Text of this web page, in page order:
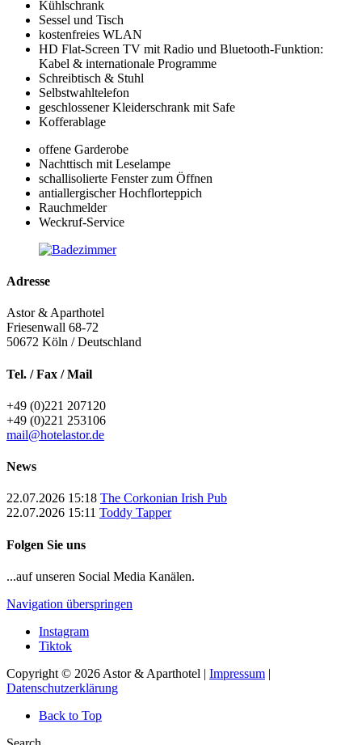
Kühlschrank
Sessel und Tisch
kostenfreies WLAN
HD Flat-Screen TV mit Radio und Bluetooth-Funktion:
Kabel & internationale Programme
Schreibtisch & Stuhl
Selbstwahltelefon
geschlossener Kleiderschrank mit Safe
Kofferablage
offene Garderobe
Nachttisch mit Leselampe
schallisolierte Fenster zum Öffnen
antiallergischer Hochflorteppich
Rauchmelder
Weckruf-Service
Adresse
Astor & Aparthotel
Friesenwall 68-72
50672 Köln / Deutschland
Tel. / Fax / Mail
+49 (0)221 207120
+49 (0)221 253106
mail@hotelastor.de
News
22.07.2026 15:18 The Corkonian Irish Pub
22.07.2026 15:11 Toddy Tapper
Folgen Sie uns
...auf unseren Social Media Kanälen.
Navigation überspringen
Instagram
Tiktok
Copyright © 2026 Astor & Aparthotel | Impressum |
Datenschutzerklärung
Back to Top